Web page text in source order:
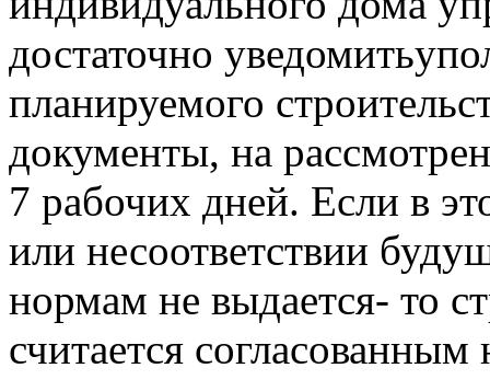
достаточно
планируемого
документы, на
7 рабочих дней. Если в
или несоответствии
нормам не выдается- то
считается согласованным